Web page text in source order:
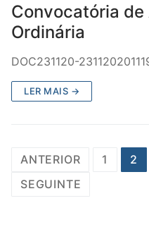
Convocatória de
Ordinária
DOC231120-
LER MAIS →
Navegação
de
ANTERIOR 1 2
SEGUINTE